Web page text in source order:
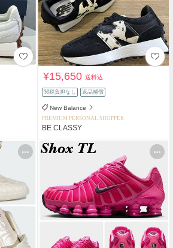
¥15,650送料込
関税負担なし 返品補償
New Balance
PREMIUM PERSONAL SHOPPER
BE CLASSY